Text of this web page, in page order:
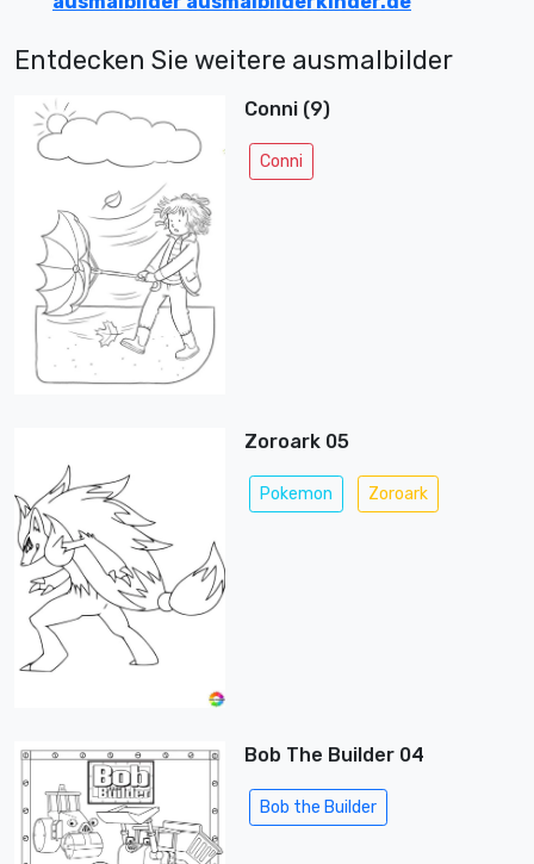
Entdecken Sie weitere ausmalbilder
Conni (9)
Conni
Zoroark 05
Pokemon Zoroark
Bob The Builder 04
Bob the Builder